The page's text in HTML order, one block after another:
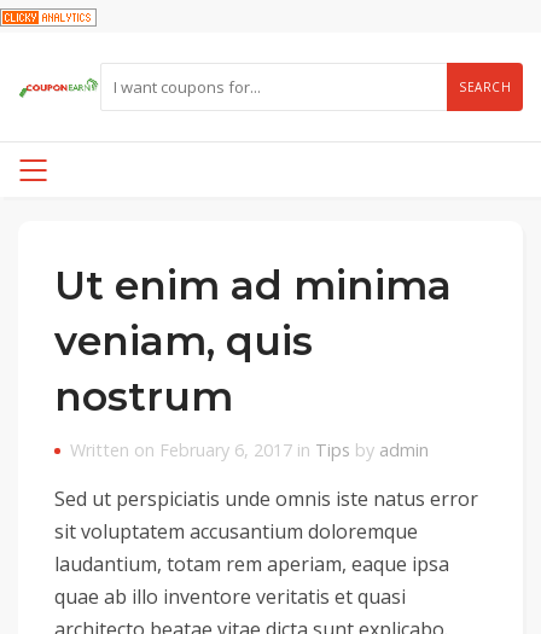
SEARCH
Ut enim ad minima
veniam, quis
nostrum
Written on February 6, 2017 in Tips by admin
Sed ut perspiciatis unde omnis iste natus error
sit voluptatem accusantium doloremque
laudantium, totam rem aperiam, eaque ipsa
quae ab illo inventore veritatis et quasi